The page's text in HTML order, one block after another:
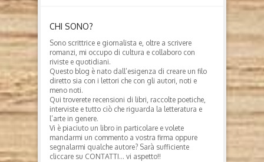
CHI SONO?
Sono scrittrice e giornalista e, oltre a scrivere
romanzi, mi occupo di cultura e collaboro con
riviste e quotidiani.
Questo blog è nato dall’esigenza di creare un filo
diretto sia con i lettori che con gli autori, noti e
meno noti.
Qui troverete recensioni di libri, raccolte poetiche,
interviste e tutto ciò che riguarda la letteratura e
l’arte in genere.
Vi è piaciuto un libro in particolare e volete
mandarmi un commento a vostra firma oppure
segnalarmi qualche autore? Sarà sufficiente
cliccare su CONTATTI… vi aspetto!!